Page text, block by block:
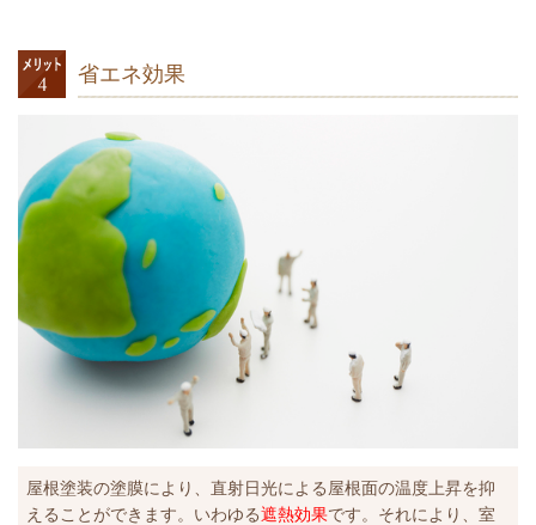
省エネ効果
屋根塗装の塗膜により、直射日光による屋根面の温度上昇を抑
えることができます。いわゆる遮熱効果です。それにより、室